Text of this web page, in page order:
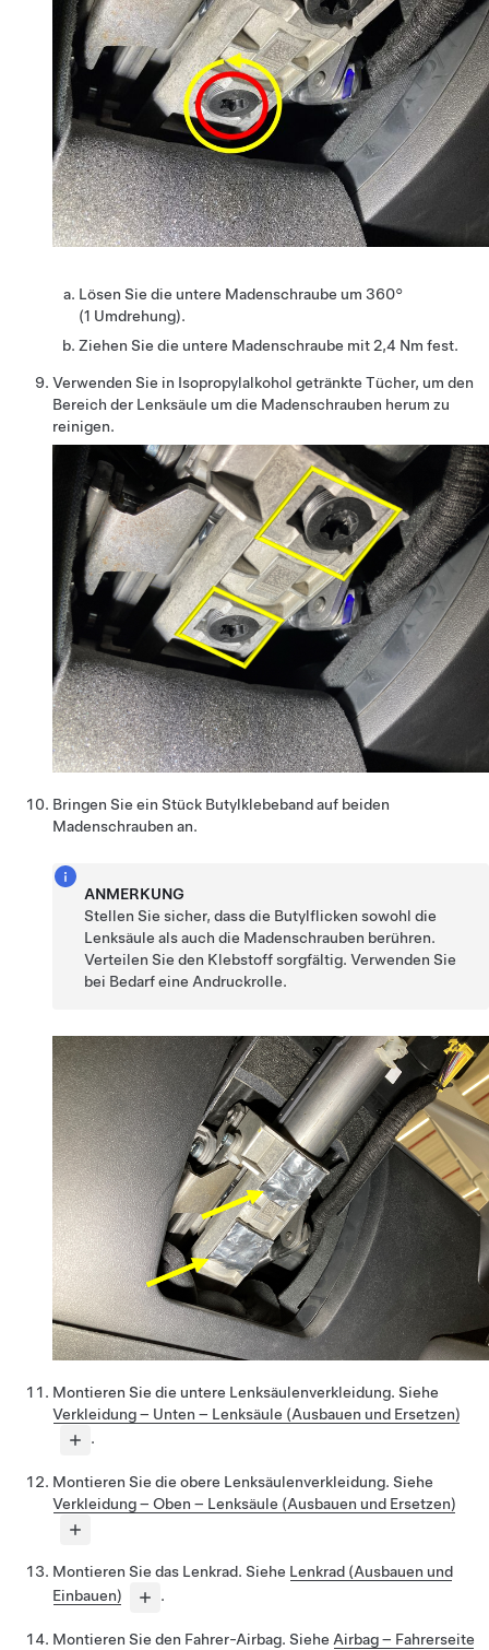
Lösen Sie die untere Madenschraube um 360°
(1 Umdrehung).
Ziehen Sie die untere Madenschraube mit 2,4 Nm fest.
Verwenden Sie in Isopropylalkohol getränkte Tücher, um den
Bereich der Lenksäule um die Madenschrauben herum zu
reinigen.
Bringen Sie ein Stück Butylklebeband auf beiden
Madenschrauben an.
ANMERKUNG
Stellen Sie sicher, dass die Butylflicken sowohl die
Lenksäule als auch die Madenschrauben berühren.
Verteilen Sie den Klebstoff sorgfältig. Verwenden Sie
bei Bedarf eine Andruckrolle.
Montieren Sie die untere Lenksäulenverkleidung. Siehe
Verkleidung – Unten – Lenksäule (Ausbauen und Ersetzen)
.
Montieren Sie die obere Lenksäulenverkleidung. Siehe
Verkleidung – Oben – Lenksäule (Ausbauen und Ersetzen)
Montieren Sie das Lenkrad. Siehe Lenkrad (Ausbauen und
Einbauen)
.
Montieren Sie den Fahrer-Airbag. Siehe Airbag – Fahrerseite